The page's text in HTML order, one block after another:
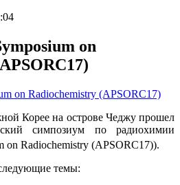
on
Корее на острове Чеджу прошел
симпозиум по радиохимии
on Radiochemistry (APSORC17)).
темы: